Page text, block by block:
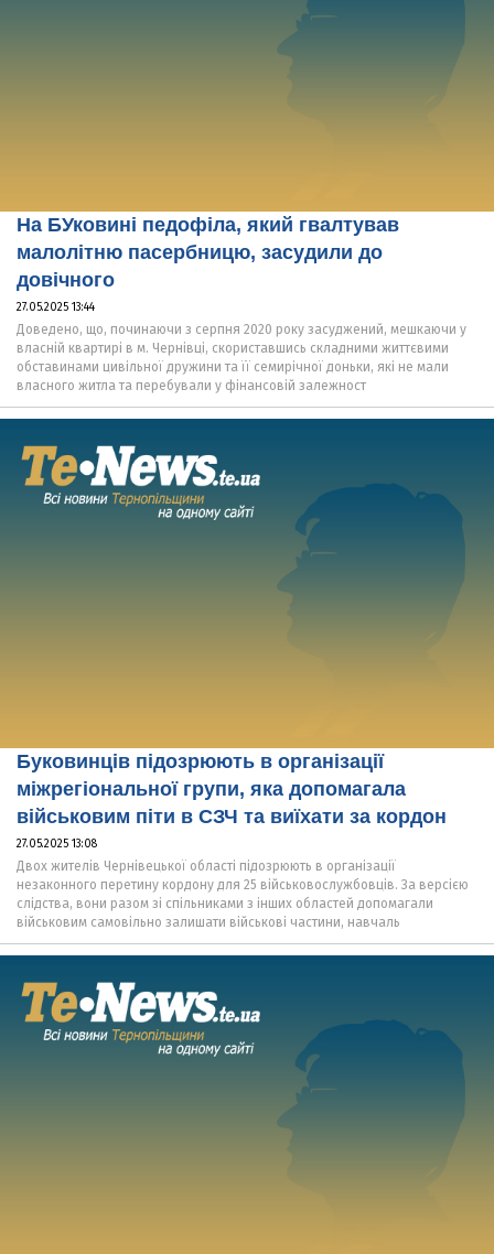
На БУковині педофіла, який гвалтував
малолітню пасербницю, засудили до
довічного
27.05.2025 13:44
Доведено, що, починаючи з серпня 2020 року засуджений, мешкаючи у
власній квартирі в м. Чернівці, скориставшись складними життєвими
обставинами цивільної дружини та її семирічної доньки, які не мали
власного житла та перебували у фінансовій залежност
Буковинців підозрюють в організації
міжрегіональної групи, яка допомагала
військовим піти в СЗЧ та виїхати за кордон
27.05.2025 13:08
Двох жителів Чернівецької області підозрюють в організації
незаконного перетину кордону для 25 військовослужбовців. За версією
слідства, вони разом зі спільниками з інших областей допомагали
військовим самовільно залишати військові частини, навчаль